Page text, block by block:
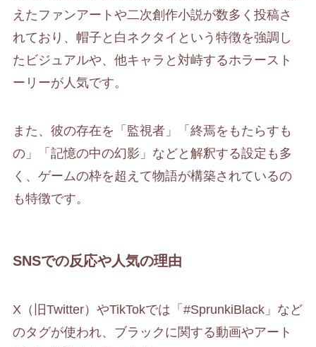
えたファンアートや二次創作小説が数多く投稿さ
れており、帽子と白ネクタイという特徴を強調し
たビジュアルや、他キャラと対峙するホラースト
ーリーが人気です。
また、彼の存在を「監視者」「終焉をもたらすも
の」「記憶の中の幻影」などと解釈する設定も多
く、ゲームの枠を超えて物語が構築されているの
も特徴です。
SNSでの反応や人気の理由
X（旧Twitter）やTikTokでは「#SprunkiBlack」など
のタグが使われ、ブラックに関する動画やアート